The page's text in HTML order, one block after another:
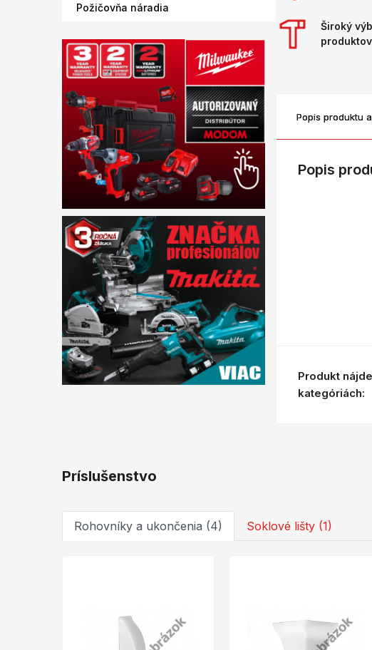
Požičovňa náradia
Široký
produktov
Popis produktu
Popis
Produkt
kategóriách:
Príslušenstvo
Rohovníky a ukončenia (4) Soklové lišty (1)